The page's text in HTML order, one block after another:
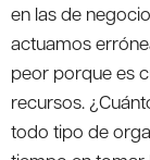
en las de
actuamos
peor porque es
recursos.
todo tipo de